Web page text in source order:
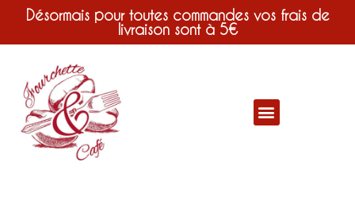
Désormais pour toutes commandes vos frais de
livraison sont à 5€